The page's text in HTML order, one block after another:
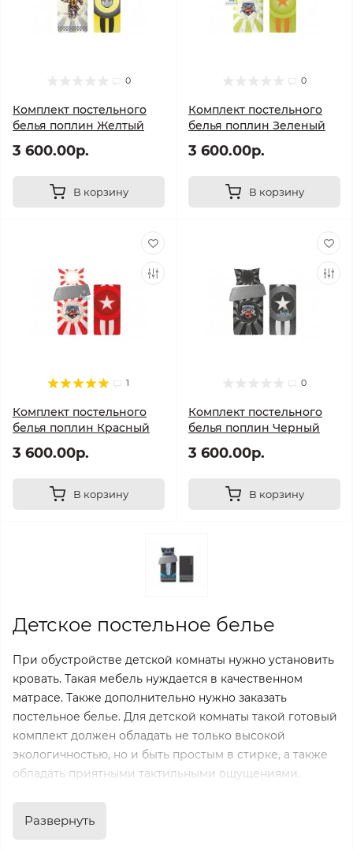
0
Комплект постельного
белья поплин Желтый
3 600.00р.
В корзину
0
Комплект постельного
белья поплин Зеленый
3 600.00р.
В корзину
1
Комплект постельного
белья поплин Красный
3 600.00р.
В корзину
0
Комплект постельного
белья поплин Черный
3 600.00р.
В корзину
Детское постельное белье
При обустройстве детской комнаты нужно установить
кровать. Такая мебель нуждается в качественном
матрасе. Также дополнительно нужно заказать
постельное белье. Для детской комнаты такой готовый
комплект должен обладать не только высокой
экологичностью, но и быть простым в стирке, а также
обладать приятными тактильными ощущениями.
комфортным.
Развернуть